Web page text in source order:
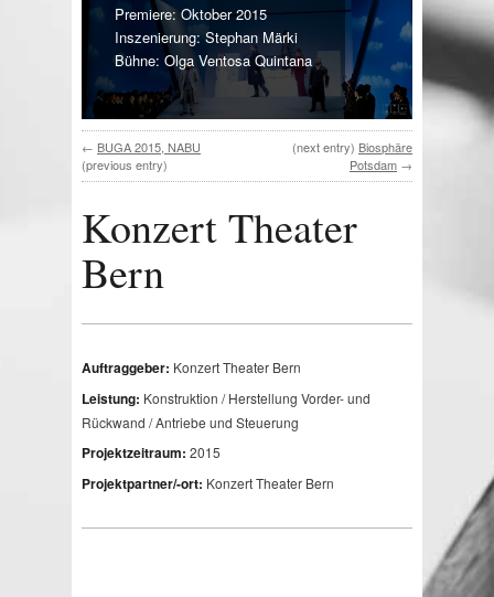
Premiere: Oktober 2015
Inszenierung: Stephan Märki
Bühne: Olga Ventosa Quintana
← BUGA 2015, NABU
(previous entry)
(next entry) Biosphäre
Potsdam →
Konzert Theater
Bern
Auftraggeber: Konzert Theater Bern
Leistung: Konstruktion / Herstellung Vorder- und
Rückwand / Antriebe und Steuerung
Projektzeitraum: 2015
Projektpartner/-ort: Konzert Theater Bern